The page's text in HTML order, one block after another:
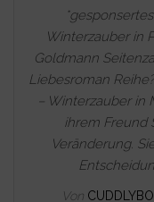
Winterzauber in
Goldmann
Liebesroman
– Winterzauber
ihrem Freund
Veränderung.
Von